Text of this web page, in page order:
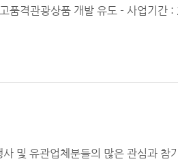
품격관광상품 개발 유도 - 사업기
및 유관업체분들의 많은 관심과 참